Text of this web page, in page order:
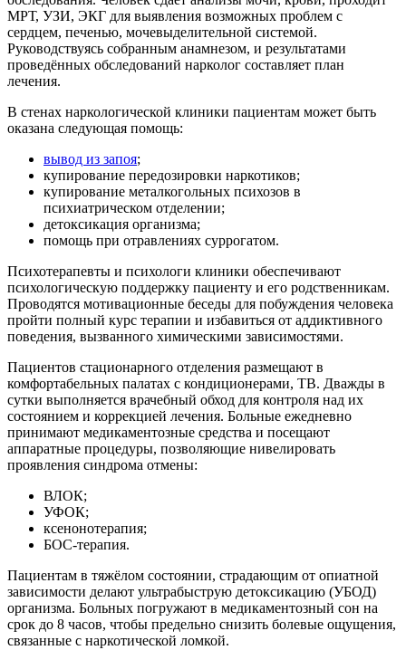
МРТ, УЗИ, ЭКГ для выявления возможных проблем с
сердцем, печенью, мочевыделительной системой.
Руководствуясь собранным анамнезом, и результатами
проведённых обследований нарколог составляет план
лечения.
В стенах наркологической клиники пациентам может быть
оказана следующая помощь:
вывод из запоя;
купирование передозировки наркотиков;
купирование металкогольных психозов в
психиатрическом отделении;
детоксикация организма;
помощь при отравлениях суррогатом.
Психотерапевты и психологи клиники обеспечивают
психологическую поддержку пациенту и его родственникам.
Проводятся мотивационные беседы для побуждения человека
пройти полный курс терапии и избавиться от аддиктивного
поведения, вызванного химическими зависимостями.
Пациентов стационарного отделения размещают в
комфортабельных палатах с кондиционерами, ТВ. Дважды в
сутки выполняется врачебный обход для контроля над их
состоянием и коррекцией лечения. Больные ежедневно
принимают медикаментозные средства и посещают
аппаратные процедуры, позволяющие нивелировать
проявления синдрома отмены:
ВЛОК;
УФОК;
ксенонотерапия;
БОС-терапия.
Пациентам в тяжёлом состоянии, страдающим от опиатной
зависимости делают ультрабыструю детоксикацию (УБОД)
организма. Больных погружают в медикаментозный сон на
срок до 8 часов, чтобы предельно снизить болевые ощущения,
связанные с наркотической ломкой.